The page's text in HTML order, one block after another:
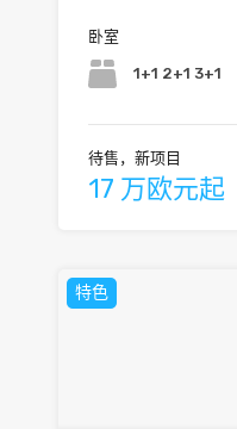
卧室
1+1 2+1 3+1
待售，新项目
17 万欧元起
特色